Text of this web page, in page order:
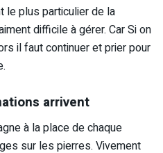
le plus particulier de la
difficile à gérer. Car Si on
il faut continuer et prier pour
arrivent
à la place de chaque
sur les pierres. Vivement